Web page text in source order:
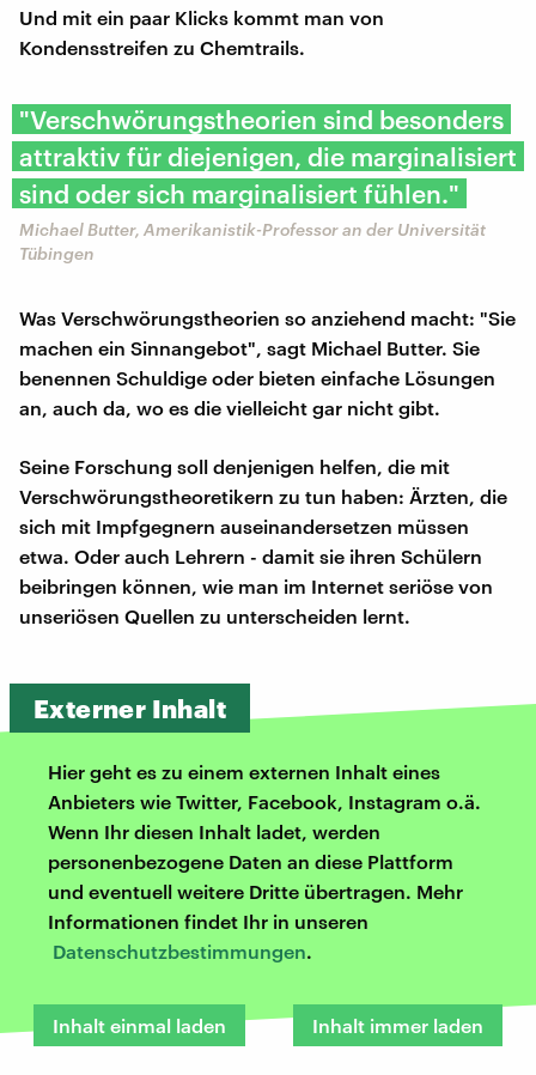
Und mit ein paar Klicks kommt man von
Kondensstreifen zu Chemtrails.
"Verschwörungstheorien sind besonders
attraktiv für diejenigen, die marginalisiert
sind oder sich marginalisiert fühlen."
Michael Butter, Amerikanistik-Professor an der Universität
Tübingen
Was Verschwörungstheorien so anziehend macht: "Sie
machen ein Sinnangebot", sagt Michael Butter. Sie
benennen Schuldige oder bieten einfache Lösungen
an, auch da, wo es die vielleicht gar nicht gibt.
Seine Forschung soll denjenigen helfen, die mit
Verschwörungstheoretikern zu tun haben: Ärzten, die
sich mit Impfgegnern auseinandersetzen müssen
etwa. Oder auch Lehrern - damit sie ihren Schülern
beibringen können, wie man im Internet seriöse von
unseriösen Quellen zu unterscheiden lernt.
Externer Inhalt
Hier geht es zu einem externen Inhalt eines
Anbieters wie Twitter, Facebook, Instagram o.ä.
Wenn Ihr diesen Inhalt ladet, werden
personenbezogene Daten an diese Plattform
und eventuell weitere Dritte übertragen. Mehr
Informationen findet Ihr in unseren
Datenschutzbestimmungen.
Inhalt einmal laden Inhalt immer laden